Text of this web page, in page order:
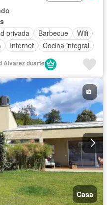
privada Barbecue
Wifi
Internet
Cocina integral
Alvarez duarte
Casa